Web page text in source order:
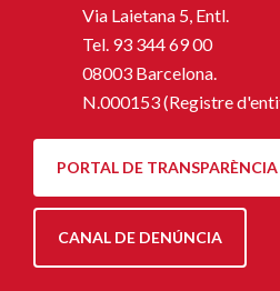
Via Laietana 5, Entl.
Tel. 93 344 69 00
08003 Barcelona.
N.000153 (Registre
PORTAL DE TRANSPARÈNCIA
CANAL DE DENÚNCIA